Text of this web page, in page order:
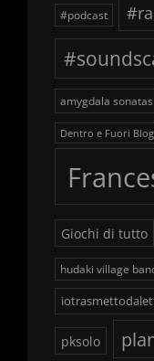
#podcast
amygdala sonatas
Dentro e Fuori Blog
Giochi di tutto
hudaki village
pksolo